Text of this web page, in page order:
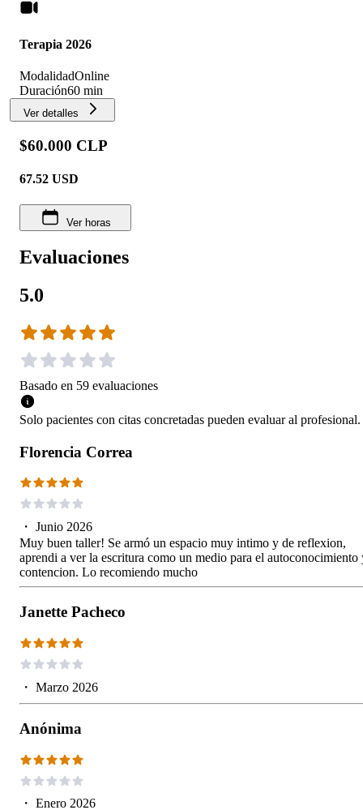
Terapia 2026
ModalidadOnline
Duración60 min
Ver detalles
$60.000 CLP
67.52 USD
Ver horas
Evaluaciones
5.0
Basado en 59 evaluaciones
Solo pacientes con citas concretadas pueden evaluar al profesional.
Florencia Correa
・ Junio 2026
Muy buen taller! Se armó un espacio muy intimo y de reflexion,
aprendi a ver la escritura como un medio para el autoconocimiento
contencion. Lo recomiendo mucho
Janette Pacheco
・ Marzo 2026
Anónima
・ Enero 2026